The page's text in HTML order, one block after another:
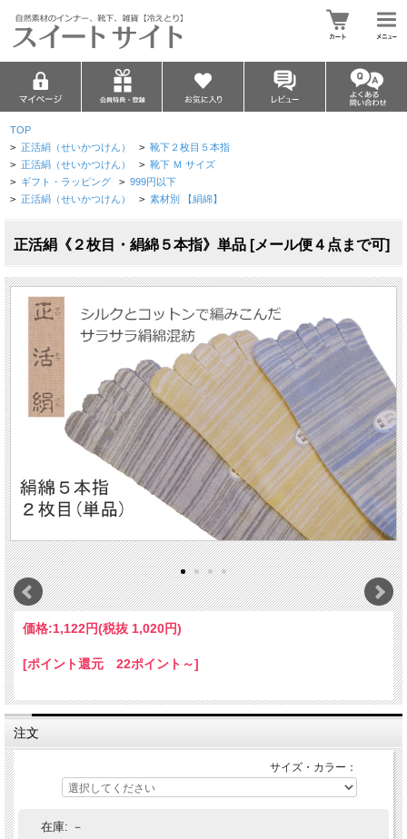
TOP
> 正活絹（せいかつけん） > 靴下２枚目５本指
> 正活絹（せいかつけん） > 靴下 Ｍ サイズ
> ギフト・ラッピング > 999円以下
> 正活絹（せいかつけん） > 素材別 【絹綿】
正活絹《２枚目・絹綿５本指》単品 [メール便４点まで可]
価格:1,122円(税抜 1,020円)
[ポイント還元 22ポイント～]
注文
サイズ・カラー：
在庫: －